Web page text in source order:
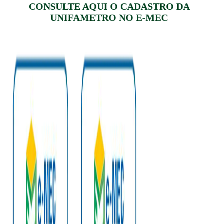
CONSULTE AQUI O CADASTRO DA
UNIFAMETRO NO E-MEC